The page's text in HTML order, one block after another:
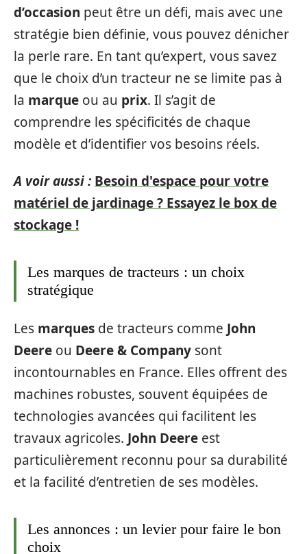
d’occasion peut être un défi, mais avec une
stratégie bien définie, vous pouvez dénicher
la perle rare. En tant qu’expert, vous savez
que le choix d’un tracteur ne se limite pas à
la marque ou au prix. Il s’agit de
comprendre les spécificités de chaque
modèle et d’identifier vos besoins réels.
A voir aussi : Besoin d'espace pour votre
matériel de jardinage ? Essayez le box de
stockage !
Les marques de tracteurs : un choix
stratégique
Les marques de tracteurs comme John
Deere ou Deere & Company sont
incontournables en France. Elles offrent des
machines robustes, souvent équipées de
technologies avancées qui facilitent les
travaux agricoles. John Deere est
particulièrement reconnu pour sa durabilité
et la facilité d’entretien de ses modèles.
Les annonces : un levier pour faire le bon
choix